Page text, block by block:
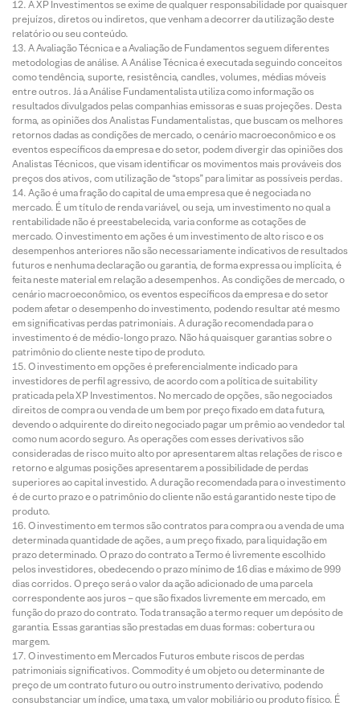
A XP Investimentos se exime de qualquer responsabilidade por quaisquer
prejuízos, diretos ou indiretos, que venham a decorrer da utilização deste
relatório ou seu conteúdo.
A Avaliação Técnica e a Avaliação de Fundamentos seguem diferentes
metodologias de análise. A Análise Técnica é executada seguindo conceitos
como tendência, suporte, resistência, candles, volumes, médias móveis
entre outros. Já a Análise Fundamentalista utiliza como informação os
resultados divulgados pelas companhias emissoras e suas projeções. Desta
forma, as opiniões dos Analistas Fundamentalistas, que buscam os melhores
retornos dadas as condições de mercado, o cenário macroeconômico e os
eventos específicos da empresa e do setor, podem divergir das opiniões dos
Analistas Técnicos, que visam identificar os movimentos mais prováveis dos
preços dos ativos, com utilização de “stops” para limitar as possíveis perdas.
Ação é uma fração do capital de uma empresa que é negociada no
mercado. É um título de renda variável, ou seja, um investimento no qual a
rentabilidade não é preestabelecida, varia conforme as cotações de
mercado. O investimento em ações é um investimento de alto risco e os
desempenhos anteriores não são necessariamente indicativos de resultados
futuros e nenhuma declaração ou garantia, de forma expressa ou implícita, é
feita neste material em relação a desempenhos. As condições de mercado, o
cenário macroeconômico, os eventos específicos da empresa e do setor
podem afetar o desempenho do investimento, podendo resultar até mesmo
em significativas perdas patrimoniais. A duração recomendada para o
investimento é de médio-longo prazo. Não há quaisquer garantias sobre o
patrimônio do cliente neste tipo de produto.
O investimento em opções é preferencialmente indicado para
investidores de perfil agressivo, de acordo com a política de suitability
praticada pela XP Investimentos. No mercado de opções, são negociados
direitos de compra ou venda de um bem por preço fixado em data futura,
devendo o adquirente do direito negociado pagar um prêmio ao vendedor tal
como num acordo seguro. As operações com esses derivativos são
consideradas de risco muito alto por apresentarem altas relações de risco e
retorno e algumas posições apresentarem a possibilidade de perdas
superiores ao capital investido. A duração recomendada para o investimento
é de curto prazo e o patrimônio do cliente não está garantido neste tipo de
produto.
O investimento em termos são contratos para compra ou a venda de uma
determinada quantidade de ações, a um preço fixado, para liquidação em
prazo determinado. O prazo do contrato a Termo é livremente escolhido
pelos investidores, obedecendo o prazo mínimo de 16 dias e máximo de 999
dias corridos. O preço será o valor da ação adicionado de uma parcela
correspondente aos juros – que são fixados livremente em mercado, em
função do prazo do contrato. Toda transação a termo requer um depósito de
garantia. Essas garantias são prestadas em duas formas: cobertura ou
margem.
O investimento em Mercados Futuros embute riscos de perdas
patrimoniais significativos. Commodity é um objeto ou determinante de
preço de um contrato futuro ou outro instrumento derivativo, podendo
consubstanciar um índice, uma taxa, um valor mobiliário ou produto físico. É